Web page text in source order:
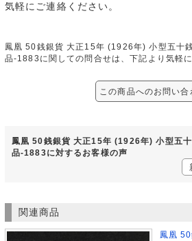
気軽にご連絡ください。
鳳凰 50銭銀貨 大正15年 (1926年) 小型五十
品-1883に関しての問合せは、下記より気軽に
この商品へのお問い合
鳳凰 50銭銀貨 大正15年 (1926年) 小型五
品-1883に対するお客様の声
関連商品
鳳凰